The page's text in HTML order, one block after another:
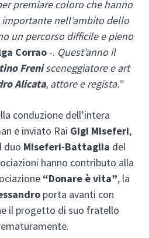
premiare coloro che hanno
nell’ambito dello
un percorso difficile e pieno
Corrao -. Quest’anno il
Frenisceneggiatore e art
Alicata, attore e regista.”
conduzione dell’intera
e inviato Rai Gigi Miseferi,
duo Miseferi-Battaglia del
hanno contributo alla
“Donare è vita”, la
porta avanti con
il progetto di suo fratello